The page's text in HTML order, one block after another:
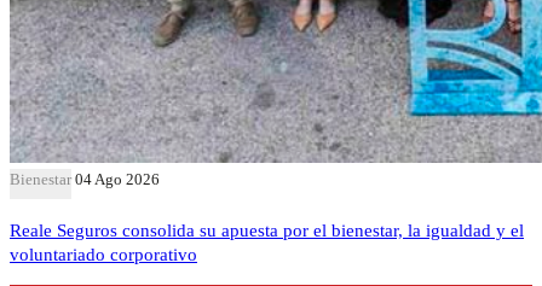
Bienestar 04 Ago 2026
Reale Seguros consolida su apuesta por el bienestar, la igualdad y el
voluntariado corporativo